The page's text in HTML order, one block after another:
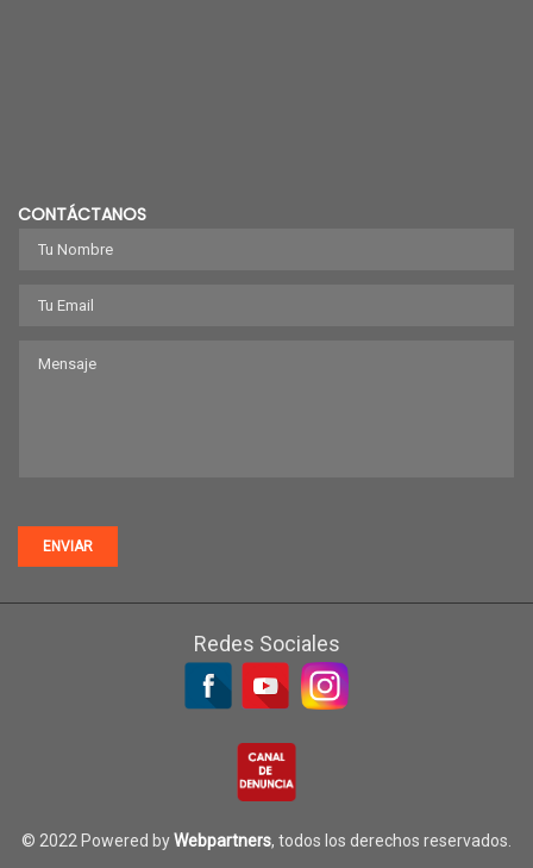
CONTÁCTANOS
ENVIAR
Redes Sociales
© 2022 Powered byWebpartners, todos los derechos reservados.